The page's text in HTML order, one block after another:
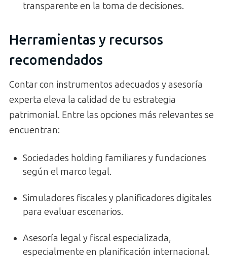
transparente en la toma de decisiones.
Herramientas y recursos
recomendados
Contar con instrumentos adecuados y asesoría
experta eleva la calidad de tu estrategia
patrimonial. Entre las opciones más relevantes se
encuentran:
Sociedades holding familiares y fundaciones
según el marco legal.
Simuladores fiscales y planificadores digitales
para evaluar escenarios.
Asesoría legal y fiscal especializada,
especialmente en planificación internacional.